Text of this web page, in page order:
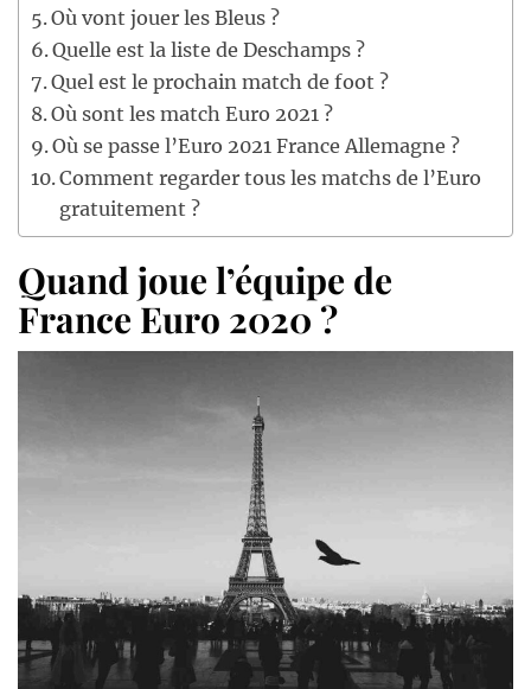
Où vont jouer les Bleus ?
Quelle est la liste de Deschamps ?
Quel est le prochain match de foot ?
Où sont les match Euro 2021 ?
Où se passe l’Euro 2021 France Allemagne ?
Comment regarder tous les matchs de l’Euro
gratuitement ?
Quand joue l’équipe de
France Euro 2020 ?